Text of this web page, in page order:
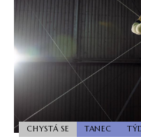
CHYSTÁ SE TANEC